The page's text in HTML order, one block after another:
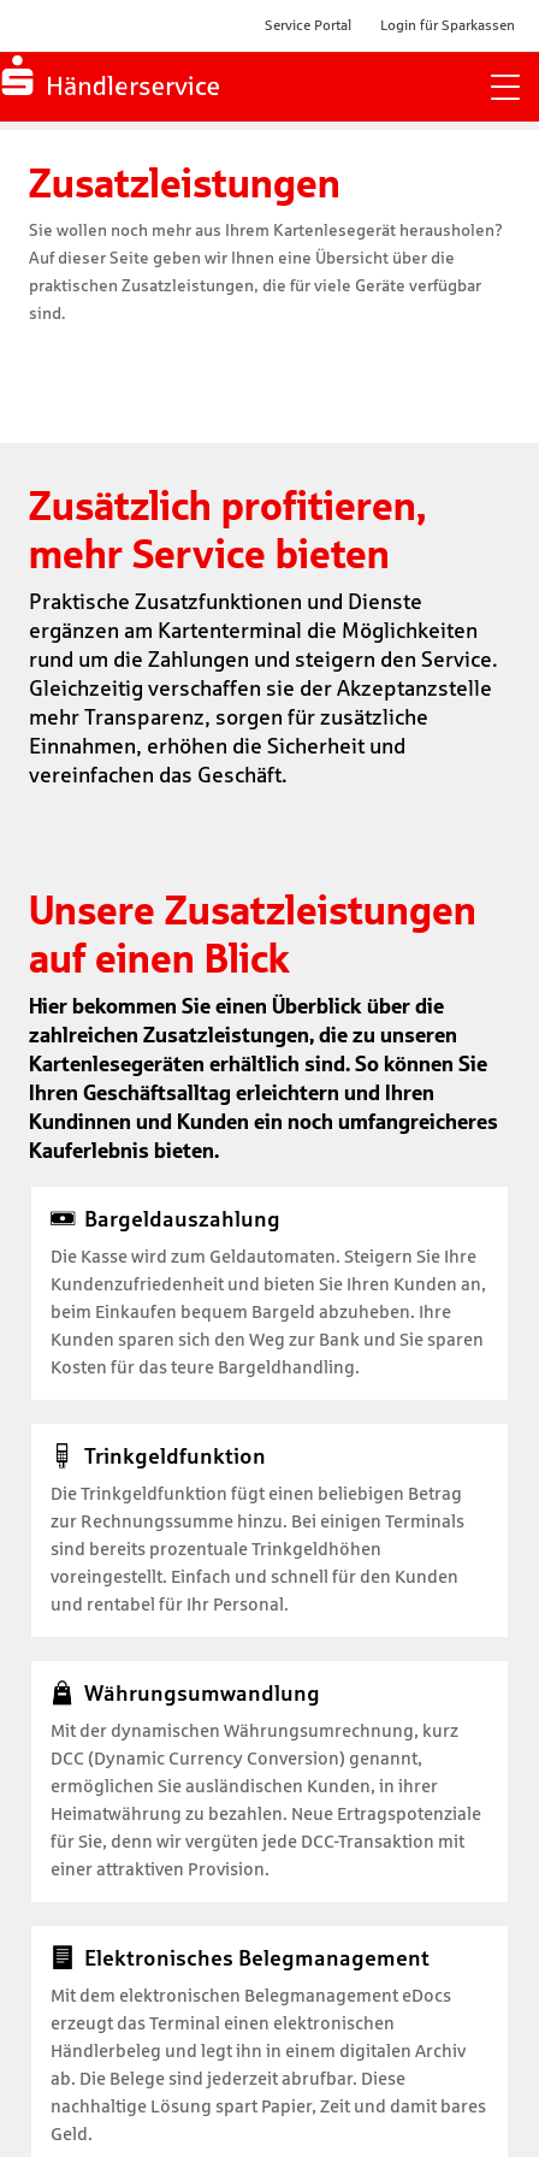
Service Portal Login für Sparkassen
Zusatzleistungen
Sie wollen noch mehr aus Ihrem Kartenlesegerät herausholen?
Auf dieser Seite geben wir Ihnen eine Übersicht über die
praktischen Zusatzleistungen, die für viele Geräte verfügbar
sind.
Zusätzlich profitieren,
mehr Service bieten
Praktische Zusatzfunktionen und Dienste
ergänzen am Kartenterminal die Möglichkeiten
rund um die Zahlungen und steigern den Service.
Gleichzeitig verschaffen sie der Akzeptanzstelle
mehr Transparenz, sorgen für zusätzliche
Einnahmen, erhöhen die Sicherheit und
vereinfachen das Geschäft.
Unsere Zusatzleistungen
auf einen Blick
Hier bekommen Sie einen Überblick über die
zahlreichen Zusatzleistungen, die zu unseren
Kartenlesegeräten erhältlich sind. So können Sie
Ihren Geschäftsalltag erleichtern und Ihren
Kundinnen und Kunden ein noch umfangreicheres
Kauferlebnis bieten.
Bargeldauszahlung
Die Kasse wird zum Geldautomaten. Steigern Sie Ihre
Kundenzufriedenheit und bieten Sie Ihren Kunden an,
beim Einkaufen bequem Bargeld abzuheben. Ihre
Kunden sparen sich den Weg zur Bank und Sie sparen
Kosten für das teure Bargeldhandling.
Trinkgeldfunktion
Die Trinkgeldfunktion fügt einen beliebigen Betrag
zur Rechnungssumme hinzu. Bei einigen Terminals
sind bereits prozentuale Trinkgeldhöhen
voreingestellt. Einfach und schnell für den Kunden
und rentabel für Ihr Personal.
Währungsumwandlung
Mit der dynamischen Währungsumrechnung, kurz
DCC (Dynamic Currency Conversion) genannt,
ermöglichen Sie ausländischen Kunden, in ihrer
Heimatwährung zu bezahlen. Neue Ertragspotenziale
für Sie, denn wir vergüten jede DCC-Transaktion mit
einer attraktiven Provision.
Elektronisches Belegmanagement
Mit dem elektronischen Belegmanagement eDocs
erzeugt das Terminal einen elektronischen
Händlerbeleg und legt ihn in einem digitalen Archiv
ab. Die Belege sind jederzeit abrufbar. Diese
nachhaltige Lösung spart Papier, Zeit und damit bares
Geld.